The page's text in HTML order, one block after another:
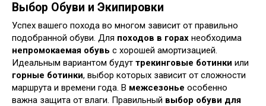
Выбор Обуви и Экипировки
Успех вашего похода во многом зависит от правильно
подобранной обуви. Для походов в горах необходима
непромокаемая обувь с хорошей амортизацией.
Идеальным вариантом будут трекинговые ботинки или
горные ботинки, выбор которых зависит от сложности
маршрута и времени года. В межсезонье особенно
важна защита от влаги. Правильный выбор обуви для